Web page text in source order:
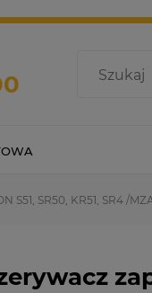
S51, SR50, KR51, SR4 /